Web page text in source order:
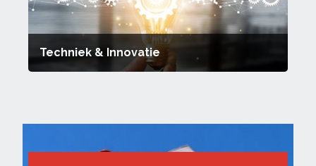
Techniek & Innovatie